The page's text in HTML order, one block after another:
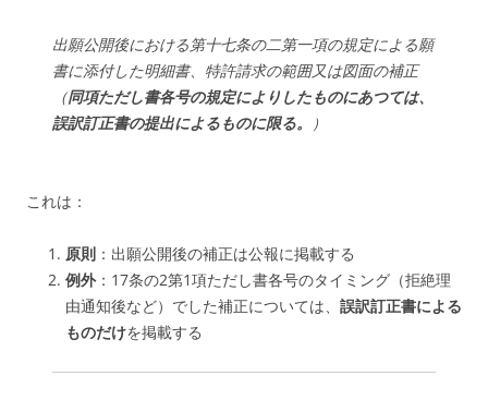
出願公開後における第十七条の二第一項の規定による願
書に添付した明細書、特許請求の範囲又は図面の補正
（同項ただし書各号の規定によりしたものにあつては、
誤訳訂正書の提出によるものに限る。
）
これは：
原則 ：出願公開後の補正は公報に掲載する
例外：17条の2第1項ただし書各号のタイミング（拒絶理
由通知後など）でした補正については、 誤訳訂正書による
ものだけを掲載する